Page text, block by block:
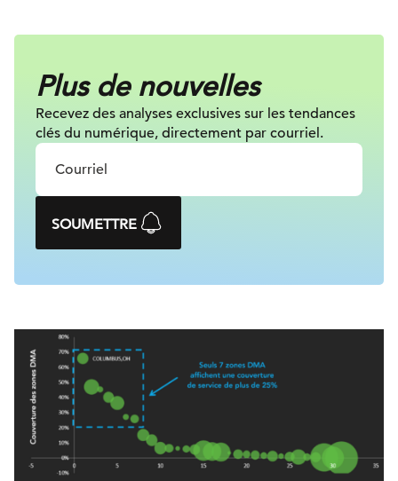
Plus de nouvelles
Recevez des analyses exclusives sur les tendances
clés du numérique, directement par courriel.
SOUMETTRE